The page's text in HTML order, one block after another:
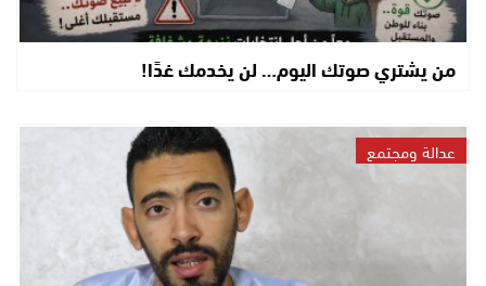
من يشتري صوتك اليوم… لن يخدمك غدًا!
عدالة ومجتمع